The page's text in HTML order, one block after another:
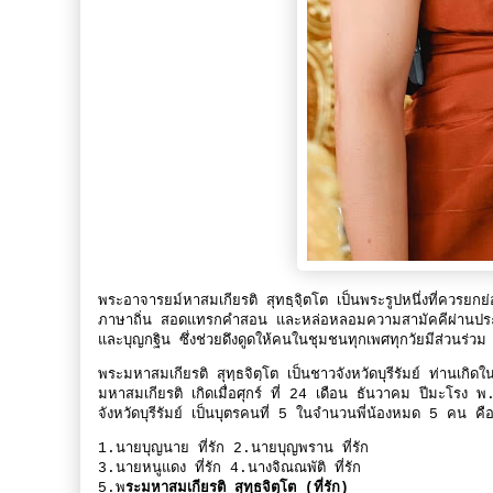
พระอาจารยม์หาสมเกียรติ สุทธฺจฺิตโต เป็นพระรูปหนึ่งที่ควรย
ภาษาถิ่น สอดแทรกคำสอน และหล่อหลอมความสามัคคีผ่านป
และบุญกฐิน ซึ่งช่วยดึงดูดให้คนในชุมชนทุกเพศทุกวัยมีส่วนร่ว
พระมหาสมเกียรติ สุทฺธจิตฺโต เป็นชาวจังหวัดบุรีรัมย์ ท่านเ
มหาสมเกียรติ เกิดเมื่อศุกร์ ที่ 24 เดือน ธันวาคม ปีมะโรง
จังหวัดบุรีรัมย์ เป็นบุตรคนที่ 5 ในจำนวนพี่น้องหมด 5 คน คือ
1.นายบุญนาย ที่รัก 2.นายบุญพราน ที่รัก
3.นายหนูแดง ที่รัก 4.นางจิณณพัติ ที่รัก
5.พระมหาสมเกียรติ สุทฺธจิตฺโต (ที่รัก)